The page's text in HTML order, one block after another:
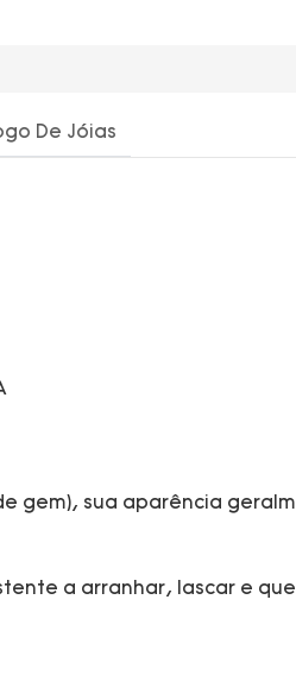
De Jóias
gem), sua aparência
a arranhar, lascar e